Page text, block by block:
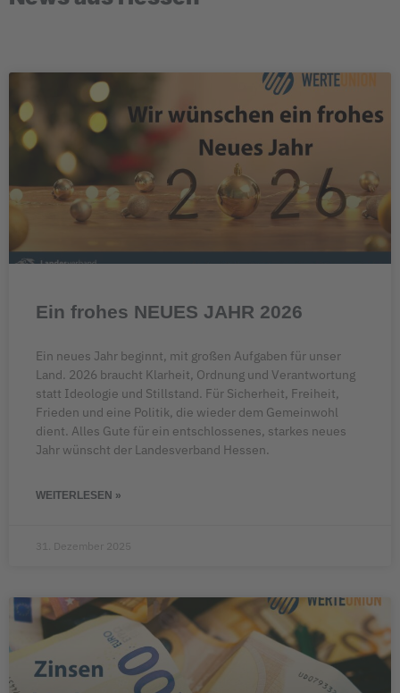
Ein frohes NEUES JAHR 2026
Ein neues Jahr beginnt, mit großen Aufgaben für unser
Land. 2026 braucht Klarheit, Ordnung und Verantwortung
statt Ideologie und Stillstand. Für Sicherheit, Freiheit,
Frieden und eine Politik, die wieder dem Gemeinwohl
dient. Alles Gute für ein entschlossenes, starkes neues
Jahr wünscht der Landesverband Hessen.
WEITERLESEN »
31. Dezember 2025